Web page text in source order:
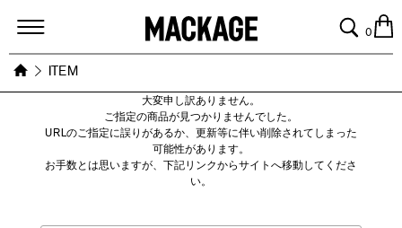
MACKAGE
0
ITEM
大変申し訳ありません。
ご指定の商品が見つかりませんでした。
URLのご指定に誤りがあるか、更新等に伴い削除されてしまった
可能性があります。
お手数とは思いますが、下記リンクからサイトへ移動してくださ
い。